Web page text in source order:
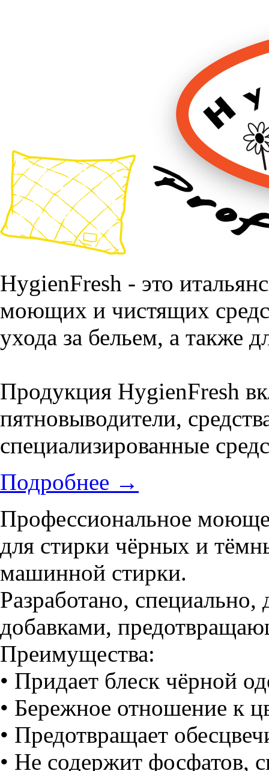
HygienFresh - это
моющих и чистящих
ухода за бельем, а также
Продукция HygienFresh
пятновыводители,
специализированные
Подробнее →
Профессиональное
для стирки чёрных и
машинной стирки.
Разработано,
добавками,
Преимущества:
• Придает блеск чёрной
• Бережное отношение к
• Предотвращает
• Не содержит фосфатов,